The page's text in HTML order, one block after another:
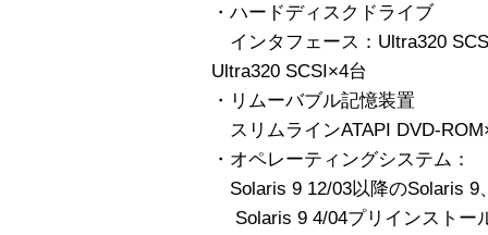
・ハードディスクドライブ
インタフェース：Ultra320
Ultra320 SCSI×4台
・リムーバブル記憶装置
スリムラインATAPI DVD-
・オペレーティングシステム：
Solaris 9 12/03以降のSolaris 9
Solaris 9 4/04プリインストー